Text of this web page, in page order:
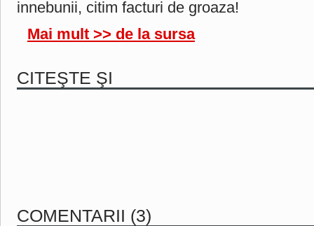
innebunii, citim facturi de groaza!
Mai mult >> de la sursa
CITEŞTE ŞI
COMENTARII (3)